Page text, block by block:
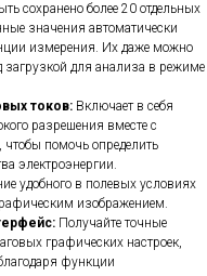
сохранено более 20 отдельных
значения автоматически
измерения. Их даже можно
загрузкой для анализа в режиме
токов: Включает в себя
разрешения вместе с
помочь определить
электроэнергии.
удобного в полевых условиях
изображением.
Получайте точные
графических настроек,
функции